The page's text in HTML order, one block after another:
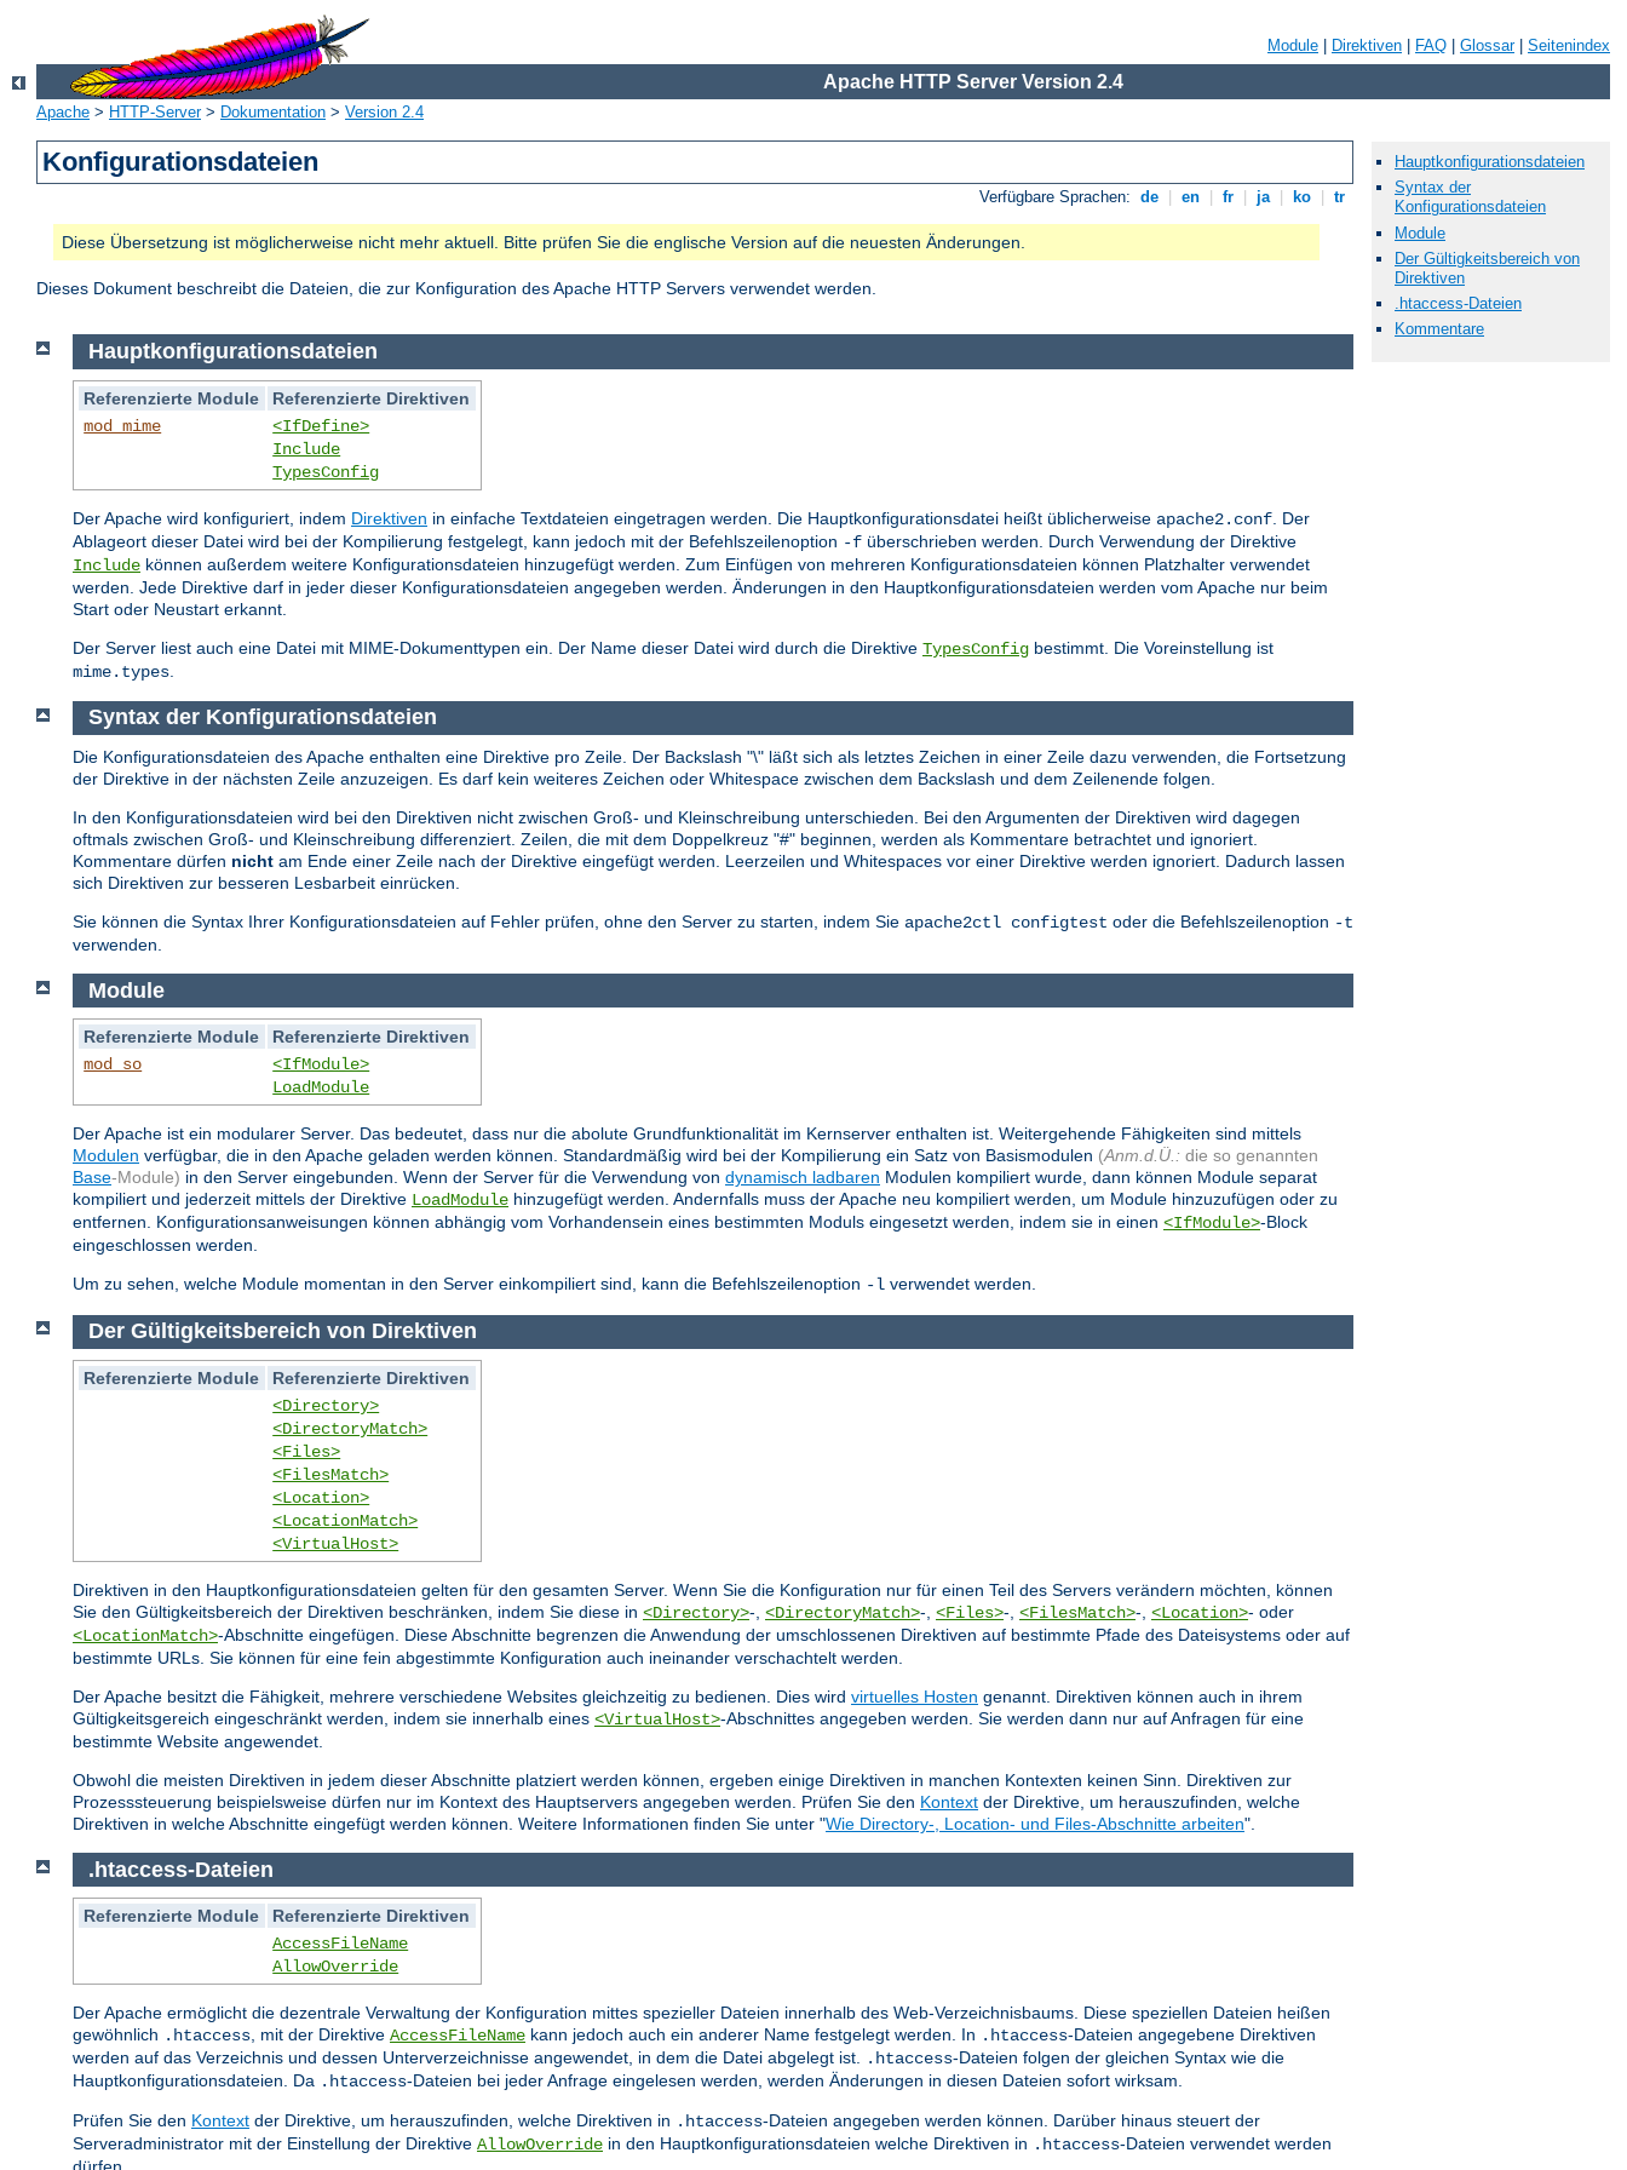
Module Direktiven FAQ Glossar| Seitenindex
Apache HTTP Server Version 2.4
Apache > HTTP-Server> Dokumentation > Version 2.4
Konfigurationsdateien
Verfügbare Sprachen: de en fr ja ko tr
Diese Übersetzung ist möglicherweise nicht mehr aktuell. Bitte prüfen Sie die englische Version auf die neuesten Änderungen.
Dieses Dokument beschreibt die Dateien, die zur Konfiguration des Apache HTTP Servers verwendet werden.
Hauptkonfigurationsdateien
Syntax der
Konfigurationsdateien
Module
Der Gültigkeitsbereich von
Direktiven
.htaccess-Dateien
Kommentare
Hauptkonfigurationsdateien
Referenzierte Module
Referenzierte Direktiven
mod_mime
<IfDefine>
Include
TypesConfig
Der Apache wird konfiguriert, indem Direktiven in einfache Textdateien eingetragen werden. Die Hauptkonfigurationsdatei heißt üblicherweise apache2.conf . Der
Ablageort dieser Datei wird bei der Kompilierung festgelegt, kann jedoch mit der Befehlszeilenoption -f überschrieben werden. Durch Verwendung der Direktive
Include können außerdem weitere Konfigurationsdateien hinzugefügt werden. Zum Einfügen von mehreren Konfigurationsdateien können Platzhalter verwendet
werden. Jede Direktive darf in jeder dieser Konfigurationsdateien angegeben werden. Änderungen in den Hauptkonfigurationsdateien werden vom Apache nur beim
Start oder Neustart erkannt.
Der Server liest auch eine Datei mit MIME-Dokumenttypen ein. Der Name dieser Datei wird durch die Direktive TypesConfig bestimmt. Die Voreinstellung ist
mime.types
Syntax der Konfigurationsdateien
Die Konfigurationsdateien des Apache enthalten eine Direktive pro Zeile. Der Backslash "\" läßt sich als letztes Zeichen in einer Zeile dazu verwenden, die Fortsetzung
der Direktive in der nächsten Zeile anzuzeigen. Es darf kein weiteres Zeichen oder Whitespace zwischen dem Backslash und dem Zeilenende folgen.
In den Konfigurationsdateien wird bei den Direktiven nicht zwischen Groß- und Kleinschreibung unterschieden. Bei den Argumenten der Direktiven wird dagegen
oftmals zwischen Groß- und Kleinschreibung differenziert. Zeilen, die mit dem Doppelkreuz "#" beginnen, werden als Kommentare betrachtet und ignoriert.
Kommentare dürfen nicht am Ende einer Zeile nach der Direktive eingefügt werden. Leerzeilen und Whitespaces vor einer Direktive werden ignoriert. Dadurch lassen
sich Direktiven zur besseren Lesbarbeit einrücken.
Sie können die Syntax Ihrer Konfigurationsdateien auf Fehler prüfen, ohne den Server zu starten, indem Sie apache2ctl configtest oder die Befehlszeilenoption -t
verwenden.
Module
Referenzierte Module
Referenzierte Direktiven
mod_so
<IfModule>
LoadModule
Der Apache ist ein modularer Server. Das bedeutet, dass nur die abolute Grundfunktionalität im Kernserver enthalten ist. Weitergehende Fähigkeiten sind mittels
Modulen verfügbar, die in den Apache geladen werden können. Standardmäßig wird bei der Kompilierung ein Satz von Basismodulen (Anm.d.Ü.: die so genannten
Base-Module) in den Server eingebunden. Wenn der Server für die Verwendung von dynamisch ladbaren Modulen kompiliert wurde, dann können Module separat
kompiliert und jederzeit mittels der Direktive LoadModule hinzugefügt werden. Andernfalls muss der Apache neu kompiliert werden, um Module hinzuzufügen oder zu
entfernen. Konfigurationsanweisungen können abhängig vom Vorhandensein eines bestimmten Moduls eingesetzt werden, indem sie in einen <IfModule>-Block
eingeschlossen werden.
Um zu sehen, welche Module momentan in den Server einkompiliert sind, kann die Befehlszeilenoption -l verwendet werden.
Der Gültigkeitsbereich von Direktiven
Referenzierte Module
Referenzierte Direktiven
<Directory>
<DirectoryMatch>
<Files>
<FilesMatch>
<Location>
<LocationMatch>
<VirtualHost>
Direktiven in den Hauptkonfigurationsdateien gelten für den gesamten Server. Wenn Sie die Konfiguration nur für einen Teil des Servers verändern möchten, können
Sie den Gültigkeitsbereich der Direktiven beschränken, indem Sie diese in <Directory>-, <DirectoryMatch>-, <Files>-, <FilesMatch>-, <Location>- oder
<LocationMatch>-Abschnitte eingefügen. Diese Abschnitte begrenzen die Anwendung der umschlossenen Direktiven auf bestimmte Pfade des Dateisystems oder auf
bestimmte URLs. Sie können für eine fein abgestimmte Konfiguration auch ineinander verschachtelt werden.
Der Apache besitzt die Fähigkeit, mehrere verschiedene Websites gleichzeitig zu bedienen. Dies wird virtuelles Hosten genannt. Direktiven können auch in ihrem
Gültigkeitsgereich eingeschränkt werden, indem sie innerhalb eines <VirtualHost>-Abschnittes angegeben werden. Sie werden dann nur auf Anfragen für eine
bestimmte Website angewendet.
Obwohl die meisten Direktiven in jedem dieser Abschnitte platziert werden können, ergeben einige Direktiven in manchen Kontexten keinen Sinn. Direktiven zur
Prozesssteuerung beispielsweise dürfen nur im Kontext des Hauptservers angegeben werden. Prüfen Sie den Kontext der Direktive, um herauszufinden, welche
Direktiven in welche Abschnitte eingefügt werden können. Weitere Informationen finden Sie unter "Wie Directory-, Location- und Files-Abschnitte arbeiten".
.htaccess-Dateien
Referenzierte Module
Referenzierte Direktiven
AccessFileName
AllowOverride
Der Apache ermöglicht die dezentrale Verwaltung der Konfiguration mittes spezieller Dateien innerhalb des Web-Verzeichnisbaums. Diese speziellen Dateien heißen
gewöhnlich .htaccess, mit der Direktive AccessFileName kann jedoch auch ein anderer Name festgelegt werden. In .htaccess-Dateien angegebene Direktiven
werden auf das Verzeichnis und dessen Unterverzeichnisse angewendet, in dem die Datei abgelegt ist. .htaccess-Dateien folgen der gleichen Syntax wie die
Hauptkonfigurationsdateien. Da .htaccess-Dateien bei jeder Anfrage eingelesen werden, werden Änderungen in diesen Dateien sofort wirksam.
Prüfen Sie den Kontext der Direktive, um herauszufinden, welche Direktiven in .htaccess-Dateien angegeben werden können. Darüber hinaus steuert der
Serveradministrator mit der Einstellung der Direktive AllowOverride in den Hauptkonfigurationsdateien welche Direktiven in .htaccess-Dateien verwendet werden